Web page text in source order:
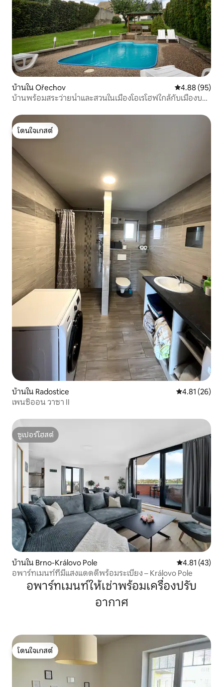
บ้านใน Ořechov คะแนนเฉลี่ย
4.88 (95)
บ้านพร้อมสระว่ายน้ำและสวนในเมืองโอเรโฮฟใกล้กับเมืองบร
โดนใจเกสต์
โดนใจเกสต์
บ้านใน Radostice คะแนนเฉลี่ย
4.81 (26)
เพนซิออน วาซา II
ซูเปอร์โฮสต์
ซูเปอร์โฮสต์
บ้านใน Brno-Královo Pole คะแนนเฉลี่ย
4.81 (43)
อพาร์ทเมนท์ที่มีแสงแดดดีพร้อมระเบียง – Královo Pole
อพาร์ทเมนท์ให้เช่าพร้อมเครื่องปรับ
อากาศ
โดนใจเกสต์
โดนใจเกสต์